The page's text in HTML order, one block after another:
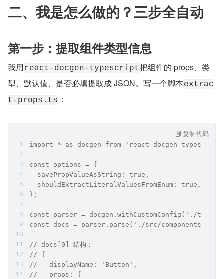
二、我是怎么做的？三步全自动
第一步：提取组件类型信息
我用 react-docgen-typescript把组件的 props、类
型、默认值、是否必填提取成 JSON。写一个脚本extrac
t-props.ts ：
import * as docgen from 'react-docgen-
const options = {
  savePropValueAsString: true,
  shouldExtractLiteralValuesFromEnum: true,
};
const parser = docgen.withCustomConfig('./
const docs = parser.parse('./src/components/
// docs[0] 结构：
// {
//   displayName: 'Button',
//   props: {
复制代码